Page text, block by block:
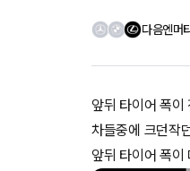
다음엔머
앞뒤 타이어 폭이
차들중에 크던작
앞뒤 타이어 폭이